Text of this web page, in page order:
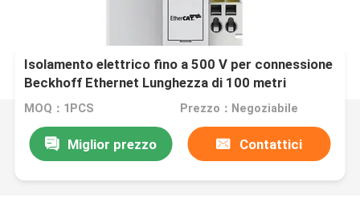
Isolamento elettrico fino a 500 V per connessione
Beckhoff Ethernet Lunghezza di 100 metri
MOQ：1PCS Prezzo：Negoziabile
Miglior prezzo Contattici